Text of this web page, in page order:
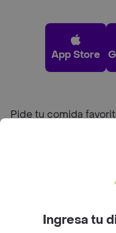
App Store
Pide tu comida
Sobre RappiIngresa tu